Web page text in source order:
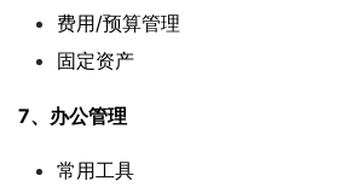
费用/预算管理
固定资产
7、办公管理
常用工具